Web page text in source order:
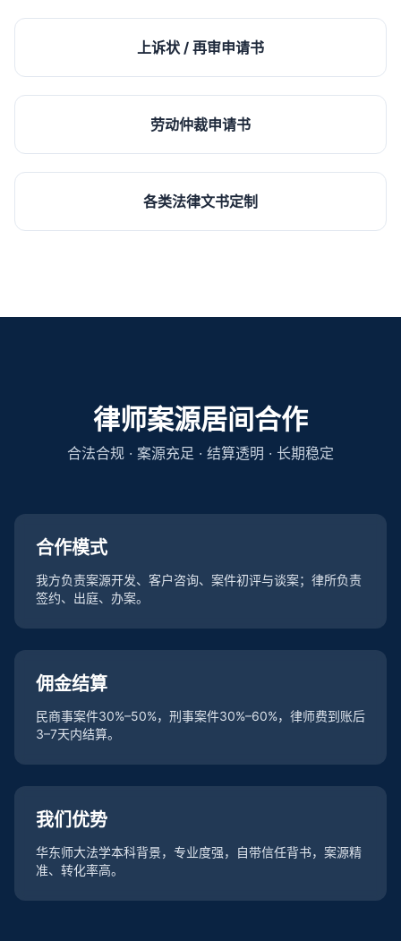
上诉状 / 再审申请书
劳动仲裁申请书
各类法律文书定制
律师案源居间合作
合法合规 · 案源充足 · 结算透明 · 长期稳定
合作模式
我方负责案源开发、客户咨询、案件初评与谈案；律所负责
签约、出庭、办案。
佣金结算
民商事案件30%–50%，刑事案件30%–60%，律师费到账后
3–7天内结算。
我们优势
华东师大法学本科背景，专业度强，自带信任背书，案源精
准、转化率高。